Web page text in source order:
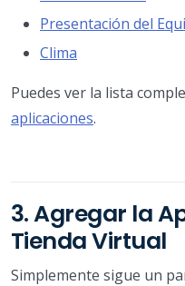
Presentación del
Clima
Puedes ver la lista
aplicaciones.
3. Agregar la
Tienda Virtual
Simplemente sigue un